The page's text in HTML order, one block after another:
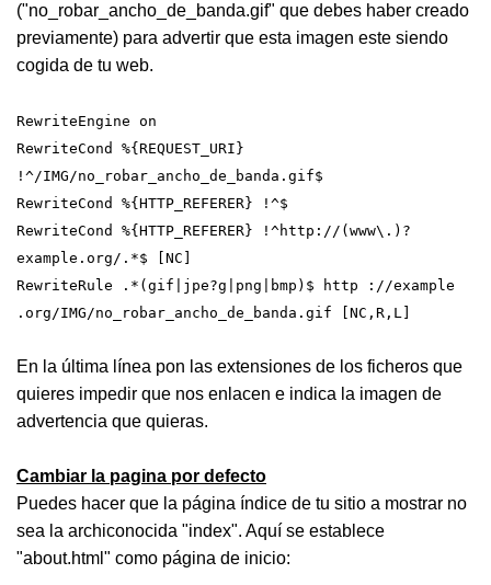
("no_robar_ancho_de_banda.gif" que debes haber creado
previamente) para advertir que esta imagen este siendo
cogida de tu web.
RewriteEngine on
RewriteCond %{REQUEST_URI}
!^/IMG/no_robar_ancho_de_banda.gif$
RewriteCond %{HTTP_REFERER} !^$
RewriteCond %{HTTP_REFERER} !^http://(www\.)?
example.org/.*$ [NC]
RewriteRule .*(gif|jpe?g|png|bmp)$ http ://example
.org/IMG/no_robar_ancho_de_banda.gif [NC,R,L]
En la última línea pon las extensiones de los ficheros que
quieres impedir que nos enlacen e indica la imagen de
advertencia que quieras.
Cambiar la pagina por defecto
Puedes hacer que la página índice de tu sitio a mostrar no
sea la archiconocida "index". Aquí se establece
"about.html" como página de inicio: